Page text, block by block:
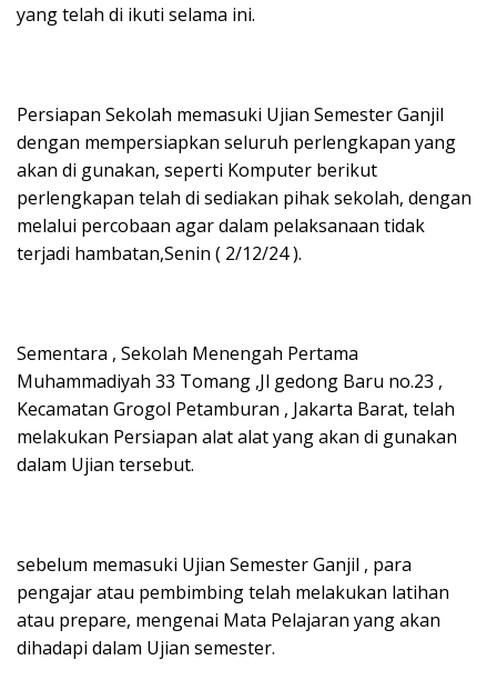
yang telah di ikuti selama ini.
Persiapan Sekolah memasuki Ujian Semester Ganjil
dengan mempersiapkan seluruh perlengkapan yang
akan di gunakan, seperti Komputer berikut
perlengkapan telah di sediakan pihak sekolah, dengan
melalui percobaan agar dalam pelaksanaan tidak
terjadi hambatan,Senin ( 2/12/24 ).
Sementara , Sekolah Menengah Pertama
Muhammadiyah 33 Tomang ,Jl gedong Baru no.23 ,
Kecamatan Grogol Petamburan , Jakarta Barat, telah
melakukan Persiapan alat alat yang akan di gunakan
dalam Ujian tersebut.
sebelum memasuki Ujian Semester Ganjil , para
pengajar atau pembimbing telah melakukan latihan
atau prepare, mengenai Mata Pelajaran yang akan
dihadapi dalam Ujian semester.